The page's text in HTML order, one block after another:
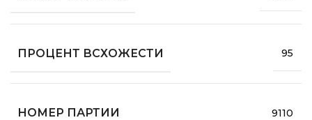
ПРОЦЕНТ ВСХОЖЕСТИ 95
НОМЕР ПАРТИИ 9110